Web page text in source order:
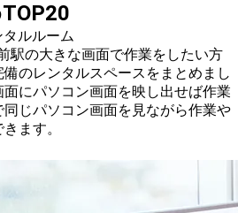
ルルーム
駅の大きな画面で作業をしたい方
のレンタルスペースをまとめまし
にパソコン画面を映し出せば作業
じパソコン画面を見ながら作業や
ます。